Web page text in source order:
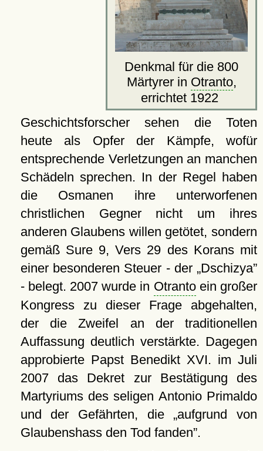
Denkmal für die 800
Märtyrer in Otranto,
errichtet 1922
Geschichtsforscher sehen die Toten
heute als Opfer der Kämpfe, wofür
entsprechende Verletzungen an manchen
Schädeln sprechen. In der Regel haben
die Osmanen ihre unterworfenen
christlichen Gegner nicht um ihres
anderen Glaubens willen getötet, sondern
gemäß Sure 9, Vers 29 des Korans mit
einer besonderen Steuer - der Dschizya
- belegt. 2007 wurde in Otrantoein großer
Kongress zu dieser Frage abgehalten,
der die Zweifel an der traditionellen
Auffassung deutlich verstärkte. Dagegen
approbierte Papst Benedikt XVI. im Juli
2007 das Dekret zur Bestätigung des
Martyriums des seligen Antonio Primaldo
und der Gefährten, die aufgrund von
Glaubenshass den Tod fanden .